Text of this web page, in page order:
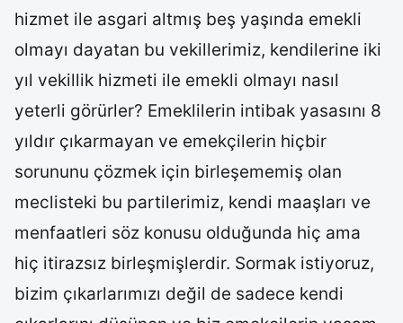
hizmet ile asgari altmış beş yaşında emekli
olmayı dayatan bu vekillerimiz, kendilerine iki
yıl vekillik hizmeti ile emekli olmayı nasıl
yeterli görürler? Emeklilerin intibak yasasını 8
yıldır çıkarmayan ve emekçilerin hiçbir
sorununu çözmek için birleşememiş olan
meclisteki bu partilerimiz, kendi maaşları ve
menfaatleri söz konusu olduğunda hiç ama
hiç itirazsız birleşmişlerdir. Sormak istiyoruz,
bizim çıkarlarımızı değil de sadece kendi